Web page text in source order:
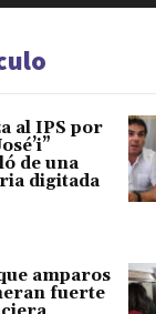
al IPS por
de una
digitada
amparos
fuerte